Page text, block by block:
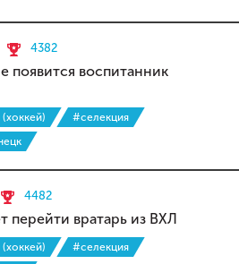
4382
появится воспитанник
#селекция
4482
перейти вратарь из ВХЛ
#селекция